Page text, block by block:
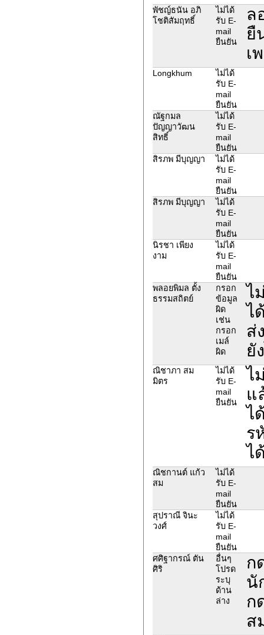
พัชญ์ธนัน อภิ
โชติสัมฤทธิ์
ไม่ได้
รับ E-
mail
ยืนยัน
ล
ยื
เ
Longkhum
ไม่ได้
รับ E-
mail
ยืนยัน
ณัฐกมล
ปัญญาวัฒน
สิทธิ์
ไม่ได้
รับ E-
mail
ยืนยัน
สิรภพ มีบุญญา
ไม่ได้
รับ E-
mail
ยืนยัน
สิรภพ มีบุญญา
ไม่ได้
รับ E-
mail
ยืนยัน
นิรชา เพียง
งาม
ไม่ได้
รับ E-
mail
ยืนยัน
พลอยพิมล ตั้ง
ธรรมสถิตย์
กรอก
ข้อมูล
ผิด
เช่น
กรอก
เมล์
ผิด
ไ
ไ
ส่
ยั
ณิชาภา สม
มิตร
ไม่ได้
รับ E-
mail
ยืนยัน
ไ
แ
ไ
ร
ไ
ณิชกานต์ แก้ว
สม
ไม่ได้
รับ E-
mail
ยืนยัน
สุปราณี จินะ
วงศ์
ไม่ได้
รับ E-
mail
ยืนยัน
ศศิฐากรณ์ ตัน
ศิริ
อื่นๆ
โปรด
ระบุ
ด้าน
ล่าง
ก
นั
ก
ส